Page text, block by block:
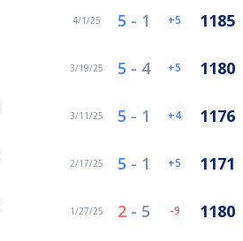
4/1/25 5 - 1 5 1185
3/19/25 5 - 4 5 1180
3/11/25 5 - 1 4 1176
2/17/25 5 - 1 5 1171
1/27/25 2 - 5 -9 1180